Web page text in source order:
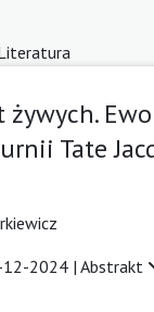
żywych.
Tate
12-2024 | Abstrakt